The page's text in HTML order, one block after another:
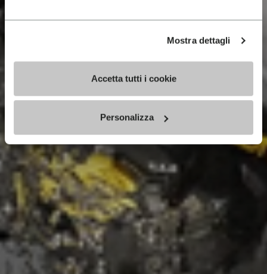
Mostra dettagli
Accetta tutti i cookie
Personalizza